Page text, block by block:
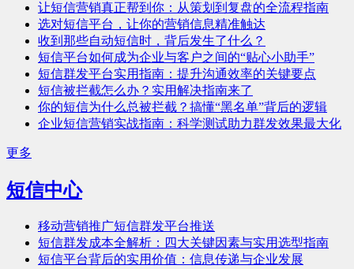
让短信营销真正帮到你：从策划到复盘的全流程指南
选对短信平台，让你的营销信息精准触达
收到那些自动短信时，背后发生了什么？
短信平台如何成为企业与客户之间的“贴心小助手”
短信群发平台实用指南：提升沟通效率的关键要点
短信被拦截怎么办？实用解决指南来了
你的短信为什么总被拦截？搞懂“黑名单”背后的逻辑
企业短信营销实战指南：科学测试助力群发效果最大化
更多
短信中心
移动营销推广短信群发平台推送
短信群发成本全解析：四大关键因素与实用选型指南
短信平台背后的实用价值：信息传递与企业发展